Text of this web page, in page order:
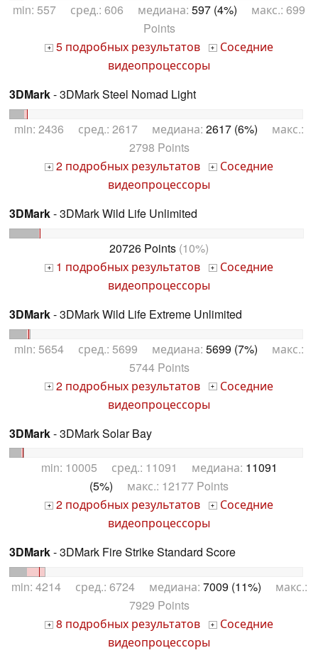
min: 557 сред.: 606 медиана: 597 (4%) макс.: 699
Points
+ 5 подробных результатов + Соседние
видеопроцессоры
3DMark- 3DMark Steel Nomad Light
min: 2436 сред.: 2617 медиана: 2617 (6%) макс.:
2798 Points
+ 2 подробных результатов + Соседние
видеопроцессоры
3DMark- 3DMark Wild Life Unlimited
20726 Points (10%)
+ 1 подробных результатов + Соседние
видеопроцессоры
3DMark- 3DMark Wild Life Extreme Unlimited
min: 5654 сред.: 5699 медиана: 5699 (7%) макс.:
5744 Points
+ 2 подробных результатов + Соседние
видеопроцессоры
3DMark- 3DMark Solar Bay
min: 10005 сред.: 11091 медиана: 11091
(5%) макс.: 12177 Points
+ 2 подробных результатов + Соседние
видеопроцессоры
3DMark- 3DMark Fire Strike Standard Score
min: 4214 сред.: 6724 медиана: 7009 (11%) макс.:
7929 Points
+ 8 подробных результатов + Соседние
видеопроцессоры